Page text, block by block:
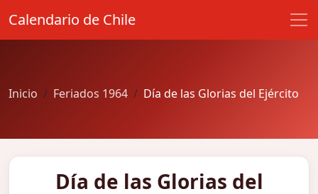
Calendario de Chile
Inicio Feriados 1964 Día de las Glorias del Ejército
Día de las Glorias del